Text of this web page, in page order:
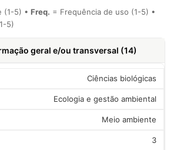
(1-5) • Freq. = Frequência de uso (1-5) •
5)
geral e/ou transversal (14)
Ciências biológicas
Ecologia e gestão ambiental
Meio ambiente
3